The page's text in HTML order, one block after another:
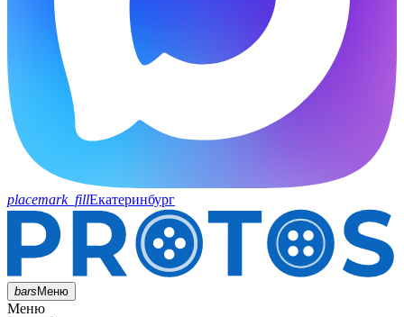
placemark_fillЕкатеринбург
barsМеню
Меню